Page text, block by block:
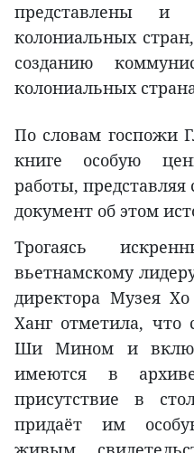
представлены и
колониальных
созданию
колониальных
По словам госпожи
книге особую
работы,
документ об этом
Трогаясь
вьетнамскому
директора Музея
Ханг отметила, что
Ши Мином и
имеются в
присутствие в
придаёт им